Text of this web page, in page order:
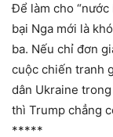
Để làm cho
bại Nga mới là
ba. Nếu chỉ đơn
cuộc chiến tranh
dân Ukraine
thì Trump chẳng
*****